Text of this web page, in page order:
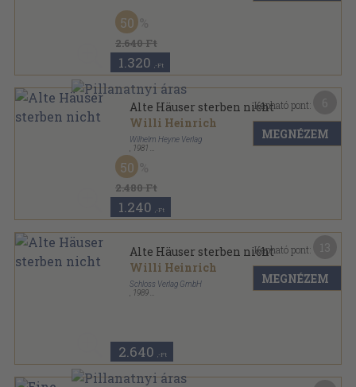
Vászon
2.640 Ft
50
1.320 ,-Ft
Alte Häuser sterben nicht
Willi Heinrich
Wilhelm Heyne Verlag
1981
Ragasztott papírkötés
Heyne Bücher sorozat
2.480 Ft
50
1.240 ,-Ft
Kapható pont:
MEGNÉZEM
Alte Häuser sterben nicht
Willi Heinrich
Schloss Verlag GmbH
1989
2.640 ,-Ft
Kapható pont:
MEGNÉZEM